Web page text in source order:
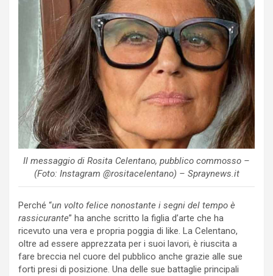
Il messaggio di Rosita Celentano, pubblico commosso –
(Foto: Instagram @rositacelentano) – Spraynews.it
Perché “un volto felice nonostante i segni del tempo è
rassicurante” ha anche scritto la figlia d’arte che ha
ricevuto una vera e propria poggia di like. La Celentano,
oltre ad essere apprezzata per i suoi lavori, è riuscita a
fare breccia nel cuore del pubblico anche grazie alle sue
forti presi di posizione. Una delle sue battaglie principali